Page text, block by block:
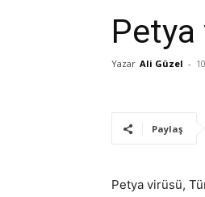
Yazar Ali Güzel -
Paylaş
Petya virüsü,